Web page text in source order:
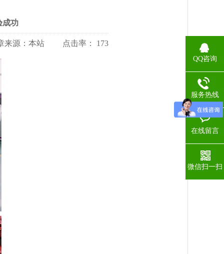
成功
来源：本站 点击率： 173
QQ咨询
服务热线
在线留言
微信扫一扫